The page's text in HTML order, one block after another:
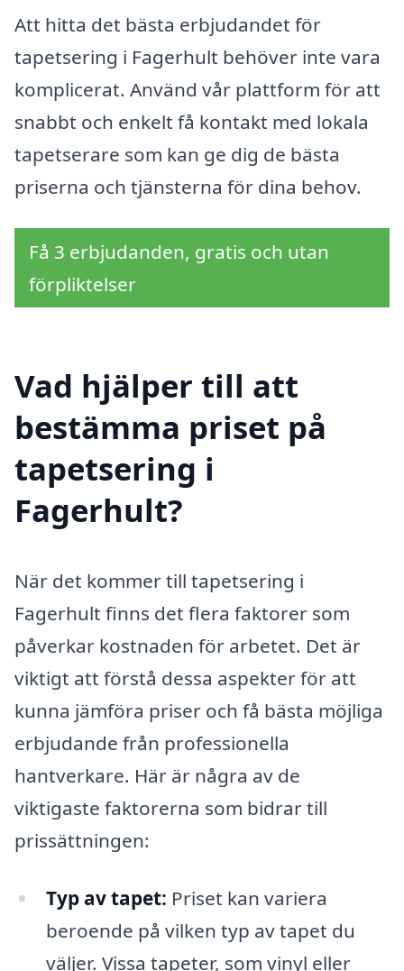
Att hitta det bästa erbjudandet för
tapetsering i Fagerhult behöver inte vara
komplicerat. Använd vår plattform för att
snabbt och enkelt få kontakt med lokala
tapetserare som kan ge dig de bästa
priserna och tjänsterna för dina behov.
Få 3 erbjudanden, gratis och utan
förpliktelser
Vad hjälper till att
bestämma priset på
tapetsering i
Fagerhult?
När det kommer till tapetsering i
Fagerhult finns det flera faktorer som
påverkar kostnaden för arbetet. Det är
viktigt att förstå dessa aspekter för att
kunna jämföra priser och få bästa möjliga
erbjudande från professionella
hantverkare. Här är några av de
viktigaste faktorerna som bidrar till
prissättningen:
Typ av tapet: Priset kan variera
beroende på vilken typ av tapet du
väljer. Vissa tapeter, som vinyl eller